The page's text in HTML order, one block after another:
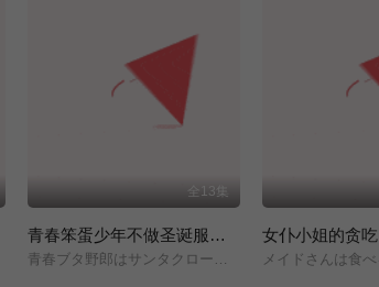
全13集
青春笨蛋少年不做圣诞服女郎的梦 女仆小姐的贪
メイドさんは食